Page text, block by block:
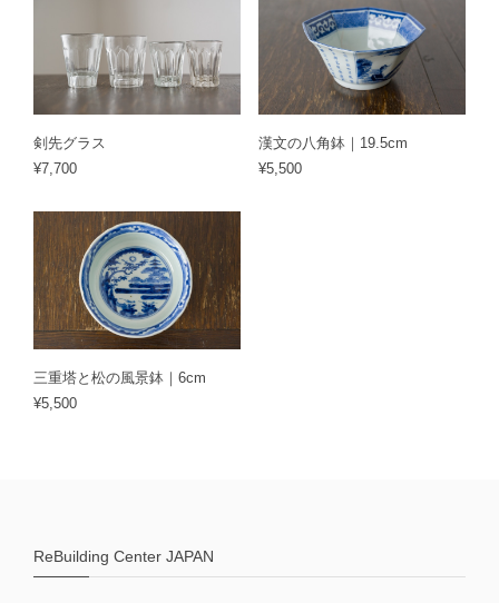
剣先グラス
¥7,700
漢文の八角鉢｜19.5cm
¥5,500
三重塔と松の風景鉢｜6cm
¥5,500
ReBuilding Center JAPAN